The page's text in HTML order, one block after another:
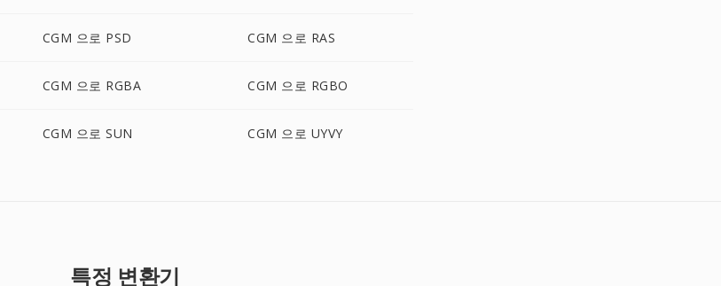
CGM 으로 PSD CGM 으로 RAS
CGM 으로 RGBA CGM 으로 RGBO
CGM 으로 SUN CGM 으로 UYVY
특정 변환기